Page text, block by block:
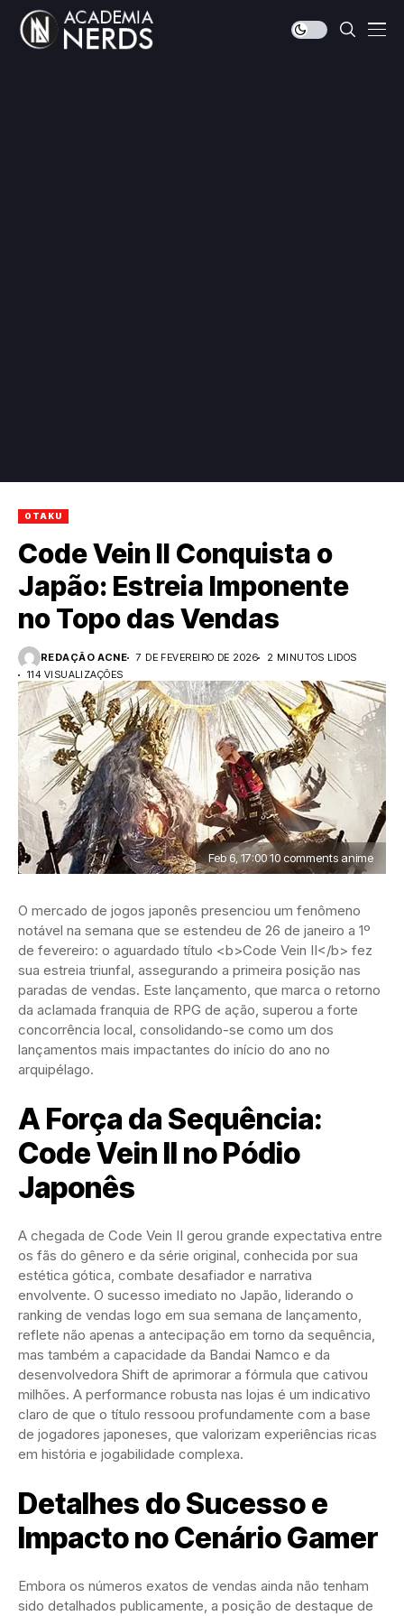
OTAKU
Code Vein II Conquista o
Japão: Estreia Imponente
no Topo das Vendas
REDAÇÃO ACNE 7 DE FEVEREIRO DE 2026
2 MINUTOS LIDOS
114 VISUALIZAÇÕES
Feb 6, 17:00 10 comments anime
O mercado de jogos japonês presenciou um fenômeno
notável na semana que se estendeu de 26 de janeiro a 1º
de fevereiro: o aguardado título <b>Code Vein II</b> fez
sua estreia triunfal, assegurando a primeira posição nas
paradas de vendas. Este lançamento, que marca o retorno
da aclamada franquia de RPG de ação, superou a forte
concorrência local, consolidando-se como um dos
lançamentos mais impactantes do início do ano no
arquipélago.
A Força da Sequência:
Code Vein II no Pódio
Japonês
A chegada de Code Vein II gerou grande expectativa entre
os fãs do gênero e da série original, conhecida por sua
estética gótica, combate desafiador e narrativa
envolvente. O sucesso imediato no Japão, liderando o
ranking de vendas logo em sua semana de lançamento,
reflete não apenas a antecipação em torno da sequência,
mas também a capacidade da Bandai Namco e da
desenvolvedora Shift de aprimorar a fórmula que cativou
milhões. A performance robusta nas lojas é um indicativo
claro de que o título ressoou profundamente com a base
de jogadores japoneses, que valorizam experiências ricas
em história e jogabilidade complexa.
Detalhes do Sucesso e
Impacto no Cenário Gamer
Embora os números exatos de vendas ainda não tenham
sido detalhados publicamente, a posição de destaque de